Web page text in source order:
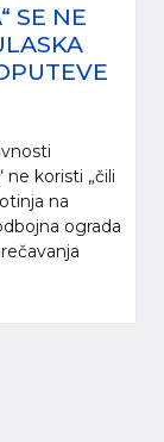
SE NE
ne koristi „čili
na
ograda